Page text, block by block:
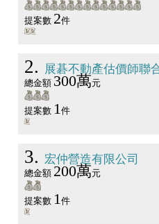
提案數 2件
2 展碁不動產估價師聯
總金額 300萬元
提案數 1 件
3 宏仲營造有限公司
總金額 200萬元
提案數 1 件